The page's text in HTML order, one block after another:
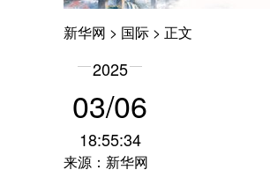
新华网 > 国际 > 正文
2025
03/06
18:55:34
来源：新华网